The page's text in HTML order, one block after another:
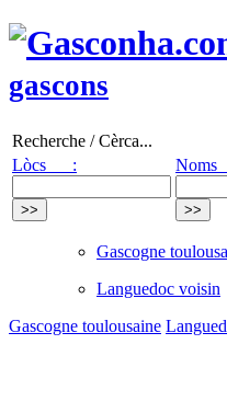
gascons
Recherche / Cèrca...
Lòcs :
Gascogne
Languedoc voisin
Gascogne toulousaine